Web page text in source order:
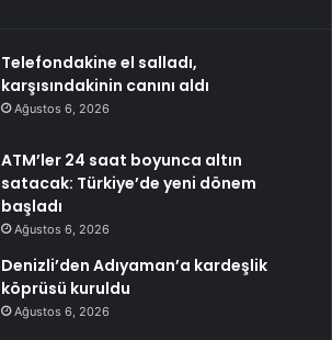
Telefondakine el salladı,
karşısındakinin canını aldı
Ağustos 6, 2026
ATM’ler 24 saat boyunca altın
satacak: Türkiye’de yeni dönem
başladı
Ağustos 6, 2026
Denizli’den Adıyaman’a kardeşlik
köprüsü kuruldu
Ağustos 6, 2026